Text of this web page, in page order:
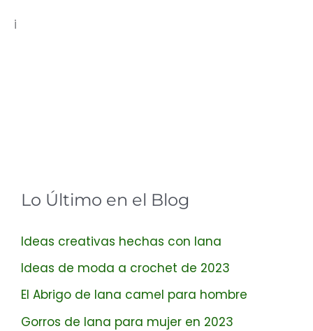
i
Lo Último en el Blog
Ideas creativas hechas con lana
Ideas de moda a crochet de 2023
El Abrigo de lana camel para hombre
Gorros de lana para mujer en 2023